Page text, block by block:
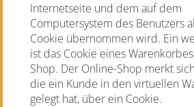
Internetseite und dem auf dem
Computersystem des Benutzers
Cookie übernommen wird. Ein
ist das Cookie eines
Shop. Der Online-Shop merkt
die ein Kunde in den virtuellen
gelegt hat, über ein Cookie.